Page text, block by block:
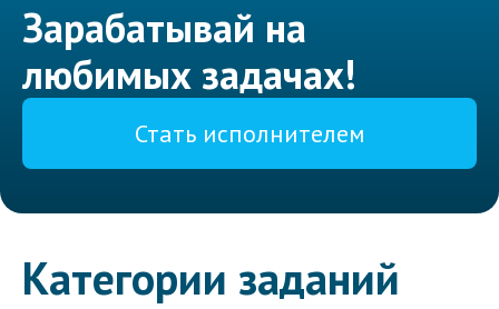
Зарабатывай на
любимых задачах!
Стать исполнителем
Категории заданий